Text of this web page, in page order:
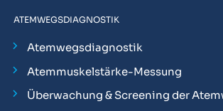
ATEMWEGSDIAGNOSTIK
Atemwegsdiagnostik
Atemmuskelstärke-Messung
Überwachung & Screening der